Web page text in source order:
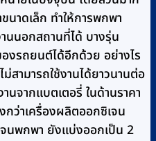
นาดเล็ก ทำให้การพกพา
นนอกสถานที่ได้ บางรุ่น
งรถยนต์ได้อีกด้วย อย่างไร
สามารถใช้งานได้ยาวนานต่อ
นจากแบตเตอรี่ ในด้านราคา
กว่าเครื่องผลิตออกซิเจน
นพกพา ยังแบ่งออกเป็น 2